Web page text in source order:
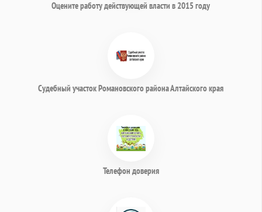
Оцените работу действующей власти в 2015 году
Судебный участок Романовского района Алтайского края
Телефон доверия